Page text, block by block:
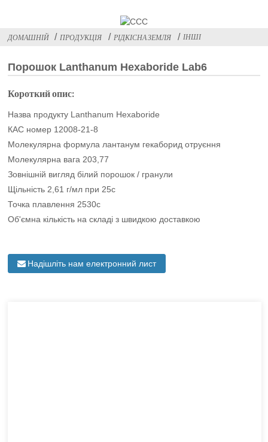
ДОМАШНІЙ ПРОДУКЦІЯ РІДКІСНА ЗЕМЛЯ ІНШІ
Порошок Lanthanum Hexaboride Lab6
Короткий опис:
Назва продукту Lanthanum Hexaboride
КАС номер 12008-21-8
Молекулярна формула лантанум гекаборид отруєння
Молекулярна вага 203,77
Зовнішній вигляд білий порошок / гранули
Щільність 2,61 г/мл при 25с
Точка плавлення 2530c
Об'ємна кількість на складі з швидкою доставкою
Надішліть нам електронний лист